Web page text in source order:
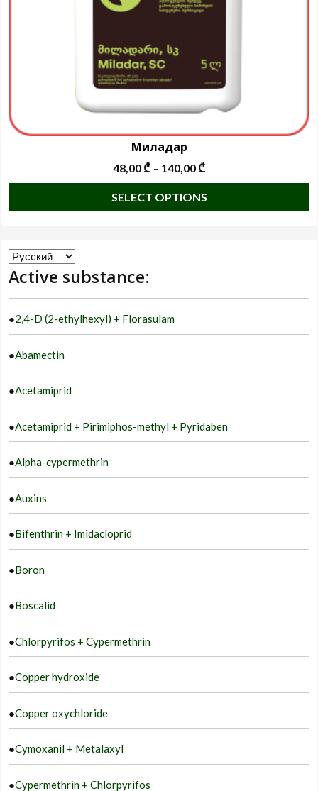
Миладар
48,00₾ – 140,00₾
SELECT OPTIONS
Choose
a
Active substance:
●2,4-D (2-ethylhexyl) + Florasulam
●Abamectin
●Acetamiprid
●Acetamiprid + Pirimiphos-methyl + Pyridaben
●Alpha-cypermethrin
●Auxins
●Bifenthrin + Imidacloprid
●Boron
●Boscalid
●Chlorpyrifos + Cypermethrin
●Copper hydroxide
●Copper oxychloride
●Cymoxanil + Metalaxyl
●Cypermethrin + Chlorpyrifos